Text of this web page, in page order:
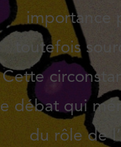
importance
toutefois
Cette
le débat qui
du rôle de